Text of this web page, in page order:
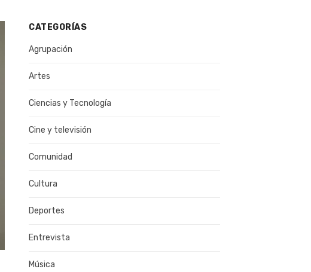
CATEGORÍAS
Agrupación
Artes
Ciencias y Tecnología
Cine y televisión
Comunidad
Cultura
Deportes
Entrevista
Música